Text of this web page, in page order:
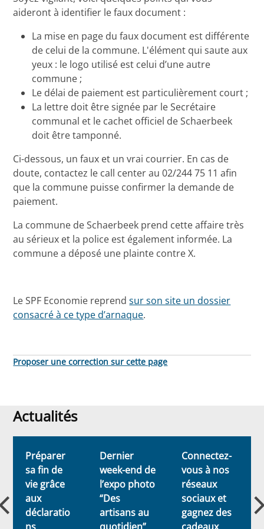
aideront à identifier le faux document :
La mise en page du faux document est différente
de celui de la commune. L'élément qui saute aux
yeux : le logo utilisé est celui d’une autre
commune ;
Le délai de paiement est particulièrement court ;
La lettre doit être signée par le Secrétaire
communal et le cachet officiel de Schaerbeek
doit être tamponné.
Ci-dessous, un faux et un vrai courrier. En cas de
doute, contactez le call center au 02/244 75 11 afin
que la commune puisse confirmer la demande de
paiement.
La commune de Schaerbeek prend cette affaire très
au sérieux et la police est également informée. La
commune a déposé une plainte contre X.
Le SPF Economie reprendsur son site un dossier
consacré à ce type d’arnaque.
Proposer une correction sur cette page
Actualités
Actualités
Préparer
sa fin de
vie grâce
aux
déclaratio
Dernier
week-end de
l’expo photo
“Des
artisans au
Connectez-
vous à nos
réseaux
sociaux et
gagnez des